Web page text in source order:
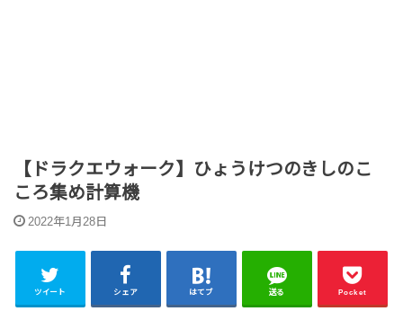
【ドラクエウォーク】ひょうけつのきしのこ
ころ集め計算機
2022年1月28日
ツイート シェア はてブ 送る Pocket